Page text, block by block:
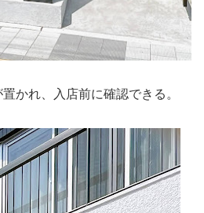
かれ、入店前に確認できる。